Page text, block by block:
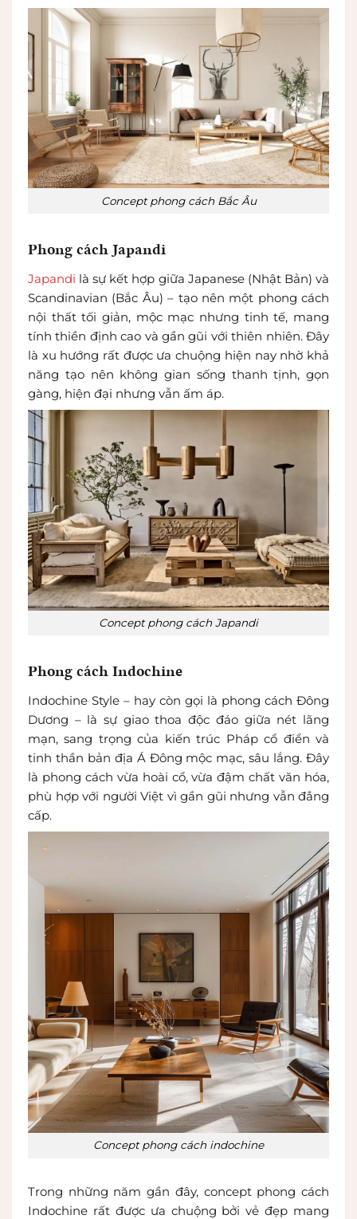
Concept phong cách Bắc Âu
Phong cách Japandi
Japandi là sự kết hợp giữa Japanese (Nhật Bản) và
Scandinavian (Bắc Âu) – tạo nên một phong cách
nội thất tối giản, mộc mạc nhưng tinh tế, mang
tính thiền định cao và gần gũi với thiên nhiên. Đây
là xu hướng rất được ưa chuộng hiện nay nhờ khả
năng tạo nên không gian sống thanh tịnh, gọn
gàng, hiện đại nhưng vẫn ấm áp.
Concept phong cách Japandi
Phong cách Indochine
Indochine Style – hay còn gọi là phong cách Đông
Dương – là sự giao thoa độc đáo giữa nét lãng
mạn, sang trọng của kiến trúc Pháp cổ điển và
tinh thần bản địa Á Đông mộc mạc, sâu lắng. Đây
là phong cách vừa hoài cổ, vừa đậm chất văn hóa,
phù hợp với người Việt vì gần gũi nhưng vẫn đẳng
cấp.
Concept phong cách indochine
Trong những năm gần đây, concept phong cách
Indochine rất được ưa chuộng bởi vẻ đẹp mang